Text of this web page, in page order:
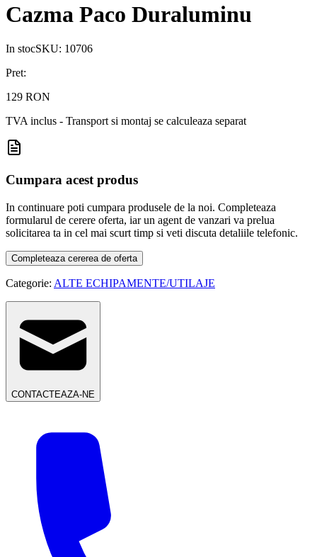
Cazma Paco Duraluminu
In stocSKU: 10706
Pret:
129 RON
TVA inclus - Transport si montaj se calculeaza separat
Cumpara acest produs
In continuare poti cumpara produsele de la noi. Completeaza
formularul de cerere oferta, iar un agent de vanzari va prelua
solicitarea ta in cel mai scurt timp si veti discuta detaliile telefonic.
Completeaza cererea de oferta
Categorie: ALTE ECHIPAMENTE/UTILAJE
CONTACTEAZA-NE